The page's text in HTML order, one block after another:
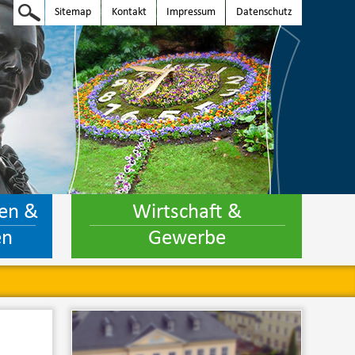
Sitemap Kontakt Impressum Datenschutz
&
Wirtschaft &
Gewerbe